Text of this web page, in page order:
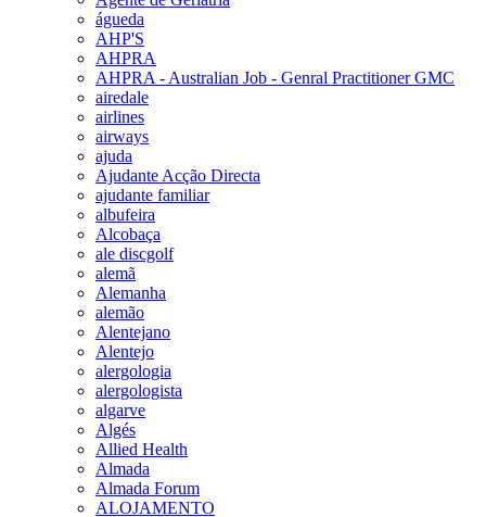
águeda
AHP'S
AHPRA
AHPRA - Australian Job - Genral Practitioner GMC
airedale
airlines
airways
ajuda
Ajudante Acção Directa
ajudante familiar
albufeira
Alcobaça
ale discgolf
alemã
Alemanha
alemão
Alentejano
Alentejo
alergologia
alergologista
algarve
Algés
Allied Health
Almada
Almada Forum
ALOJAMENTO